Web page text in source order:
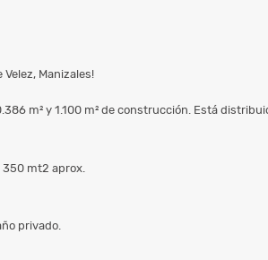
Velez, Manizales!
m² y 1.100 m² de construcción. Está
mt2 aprox.
privado.